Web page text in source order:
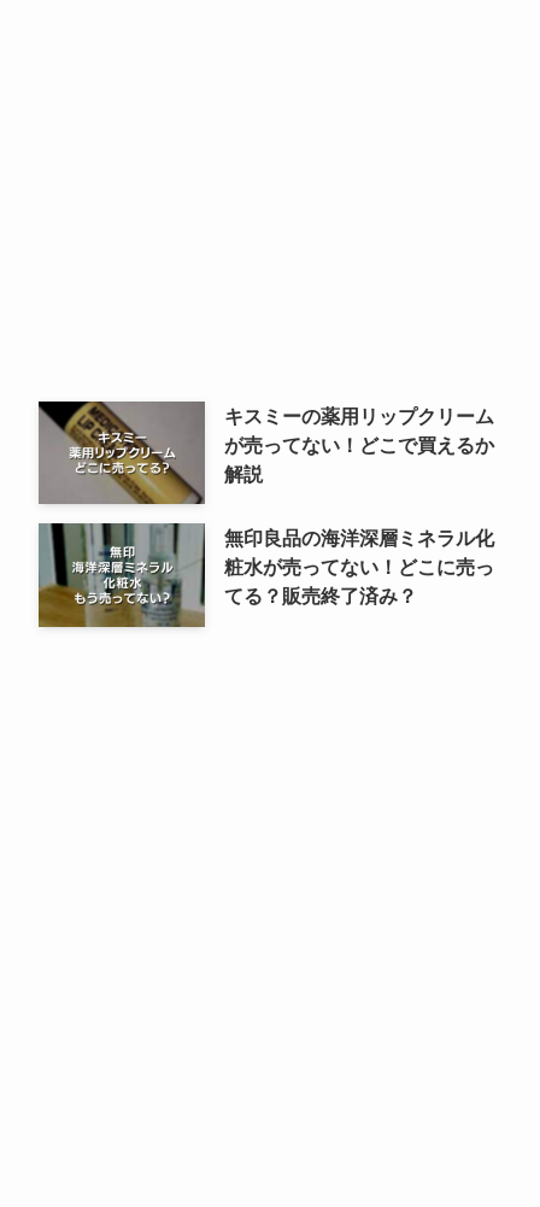
キスミーの薬用リップクリーム
が売ってない！どこで買えるか
解説
無印良品の海洋深層ミネラル化
粧水が売ってない！どこに売っ
てる？販売終了済み？